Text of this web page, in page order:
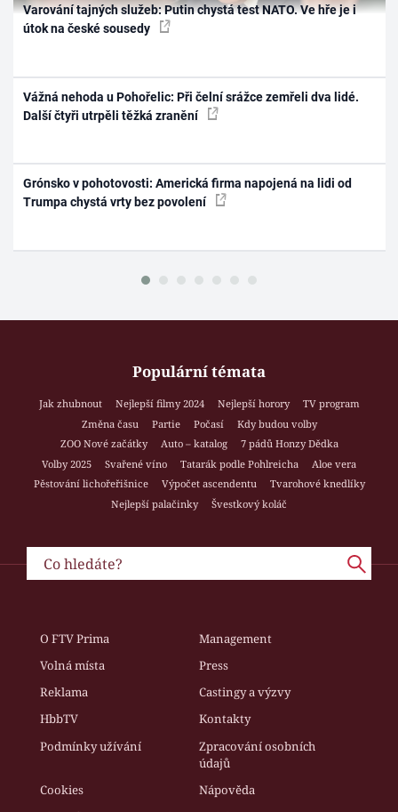
Varování tajných služeb: Putin chystá test NATO. Ve hře je i
útok na české sousedy
Vážná nehoda u Pohořelic: Při čelní srážce zemřeli dva lidé.
Další čtyři utrpěli těžká zranění
Grónsko v pohotovosti: Americká firma napojená na lidi od
Trumpa chystá vrty bez povolení
Populární témata
Jak zhubnout Nejlepší filmy 2024 Nejlepší horory
TV program
Změna času
Partie Počasí
Kdy budou volby
ZOO Nové začátky
Auto – katalog
7 pádů Honzy Dědka
Volby 2025
Svařené víno Tatarák podle Pohlreicha
Aloe vera
Pěstování lichořeřišnice
Výpočet ascendentu
Tvarohové knedlíky
Nejlepší palačinky
Švestkový koláč
O FTV Prima
Management
Volná místa
Press
Reklama
Castingy a výzvy
HbbTV
Kontakty
Podmínky užívání
Zpracování osobních
údajů
Cookies
Nápověda